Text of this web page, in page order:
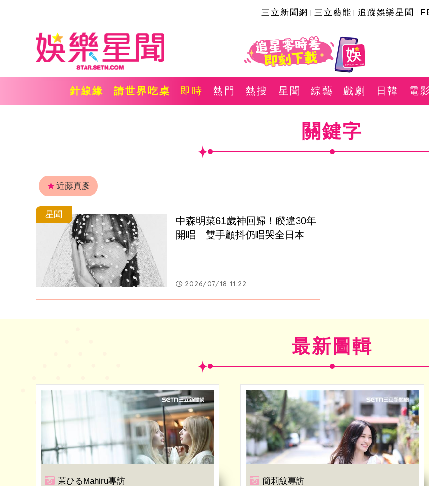
三立新聞網 三立藝能 追蹤娛樂星聞
針線緣 請世界吃桌 即時 熱門 熱搜 星聞 綜藝 戲劇 日韓 電影
關鍵字
★近藤真彥
星聞
中森明菜61歲神回歸！睽違30年
開唱　雙手顫抖仍唱哭全日本
2026/07/18 11:22
最新圖輯
茉ひるMahiru專訪 簡莉紋專訪